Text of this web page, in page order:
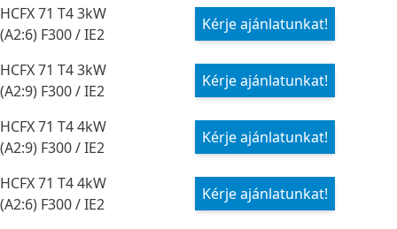
HCFX 71 T4 3kW
(A2:6) F300 / IE2
Kérje ajánlatunkat!
HCFX 71 T4 3kW
(A2:9) F300 / IE2
Kérje ajánlatunkat!
HCFX 71 T4 4kW
(A2:9) F300 / IE2
Kérje ajánlatunkat!
HCFX 71 T4 4kW
(A2:6) F300 / IE2
Kérje ajánlatunkat!